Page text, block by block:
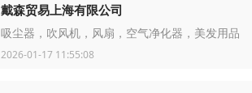
戴森贸易上海有限公司
吸尘器，吹风机，风扇，空气净化器，美发用品
2026-01-17 11:55:08